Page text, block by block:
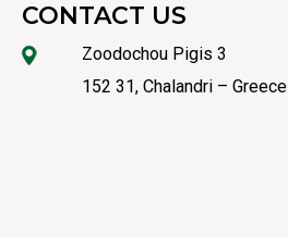
CONTACT US
Zoodochou Pigis 3
152 31, Chalandri – Greece